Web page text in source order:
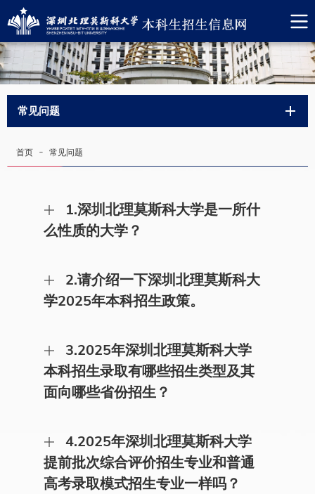
常见问题
首页 - 常见问题
1.深圳北理莫斯科大学是一所什
么性质的大学？
斯总统普京达成重要共识，由深圳市人民政府、北
京理工大学和莫斯科国立罗蒙诺索夫大学（简称“莫
斯科大学”）三方合作设立的具有独立法人资格的公
2.请介绍一下深圳北理莫斯科大
学2025年本科招生政策。
（admission.smbu.edu.cn）上查阅《深圳北理莫斯
科大学2025年夏季高考招生章程》、《深圳北理莫
斯科大学2025年本科综合评价招生简章（适用
于“3+1+2”高考改革省份）》、《深圳北理莫斯科
莫斯科大学2025年本科招生政策。
3.2025年深圳北理莫斯科大学
本科招生录取有哪些招生类型及其
面向哪些省份招生？
录取模式。我校2024年主要采用基于高考
的“631”综合评价录取模式招生，面向北京、天
津、河北、山西、内蒙古、吉林、黑龙江、辽宁、
上海、江苏、浙江、安徽、福建、江西、山东、河
4.2025年深圳北理莫斯科大学
提前批次综合评价招生专业和普通
高考录取模式招生专业一样吗？